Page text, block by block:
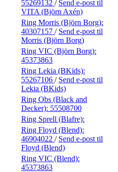
55269132 / Send e-post til
VITA (Björn Axén)
Ring Morris (Björn Borg):
40307157 / Send e-post til
Morris (Björn Borg)
Ring VIC (Björn Borg):
45373863
Ring Lekia (BKids):
55267106 / Send e-post til
Lekia (BKids)
Ring Obs (Black and
Decker): 55508700
Ring Sprell (Blafre):
Ring Floyd (Blend):
46904022 / Send e-post til
Floyd (Blend)
Ring VIC (Blend):
45373863